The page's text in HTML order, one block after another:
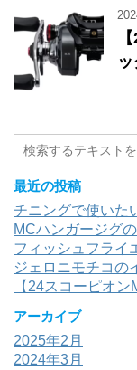
最近の投稿
チニングで使いた
MCハンガージグ
フィッシュフライ
ジェロニモチコの
【24スコーピオ
アーカイブ
2025年2月
2024年3月